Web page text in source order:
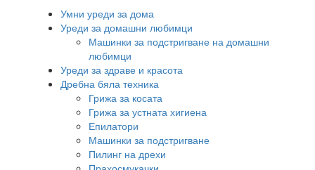
Умни уреди за дома
Уреди за домашни любимци
Машинки за подстригване на домашни
любимци
Уреди за здраве и красота
Дребна бяла техника
Грижа за косата
Грижа за устната хигиена
Епилатори
Машинки за подстригване
Пилинг на дрехи